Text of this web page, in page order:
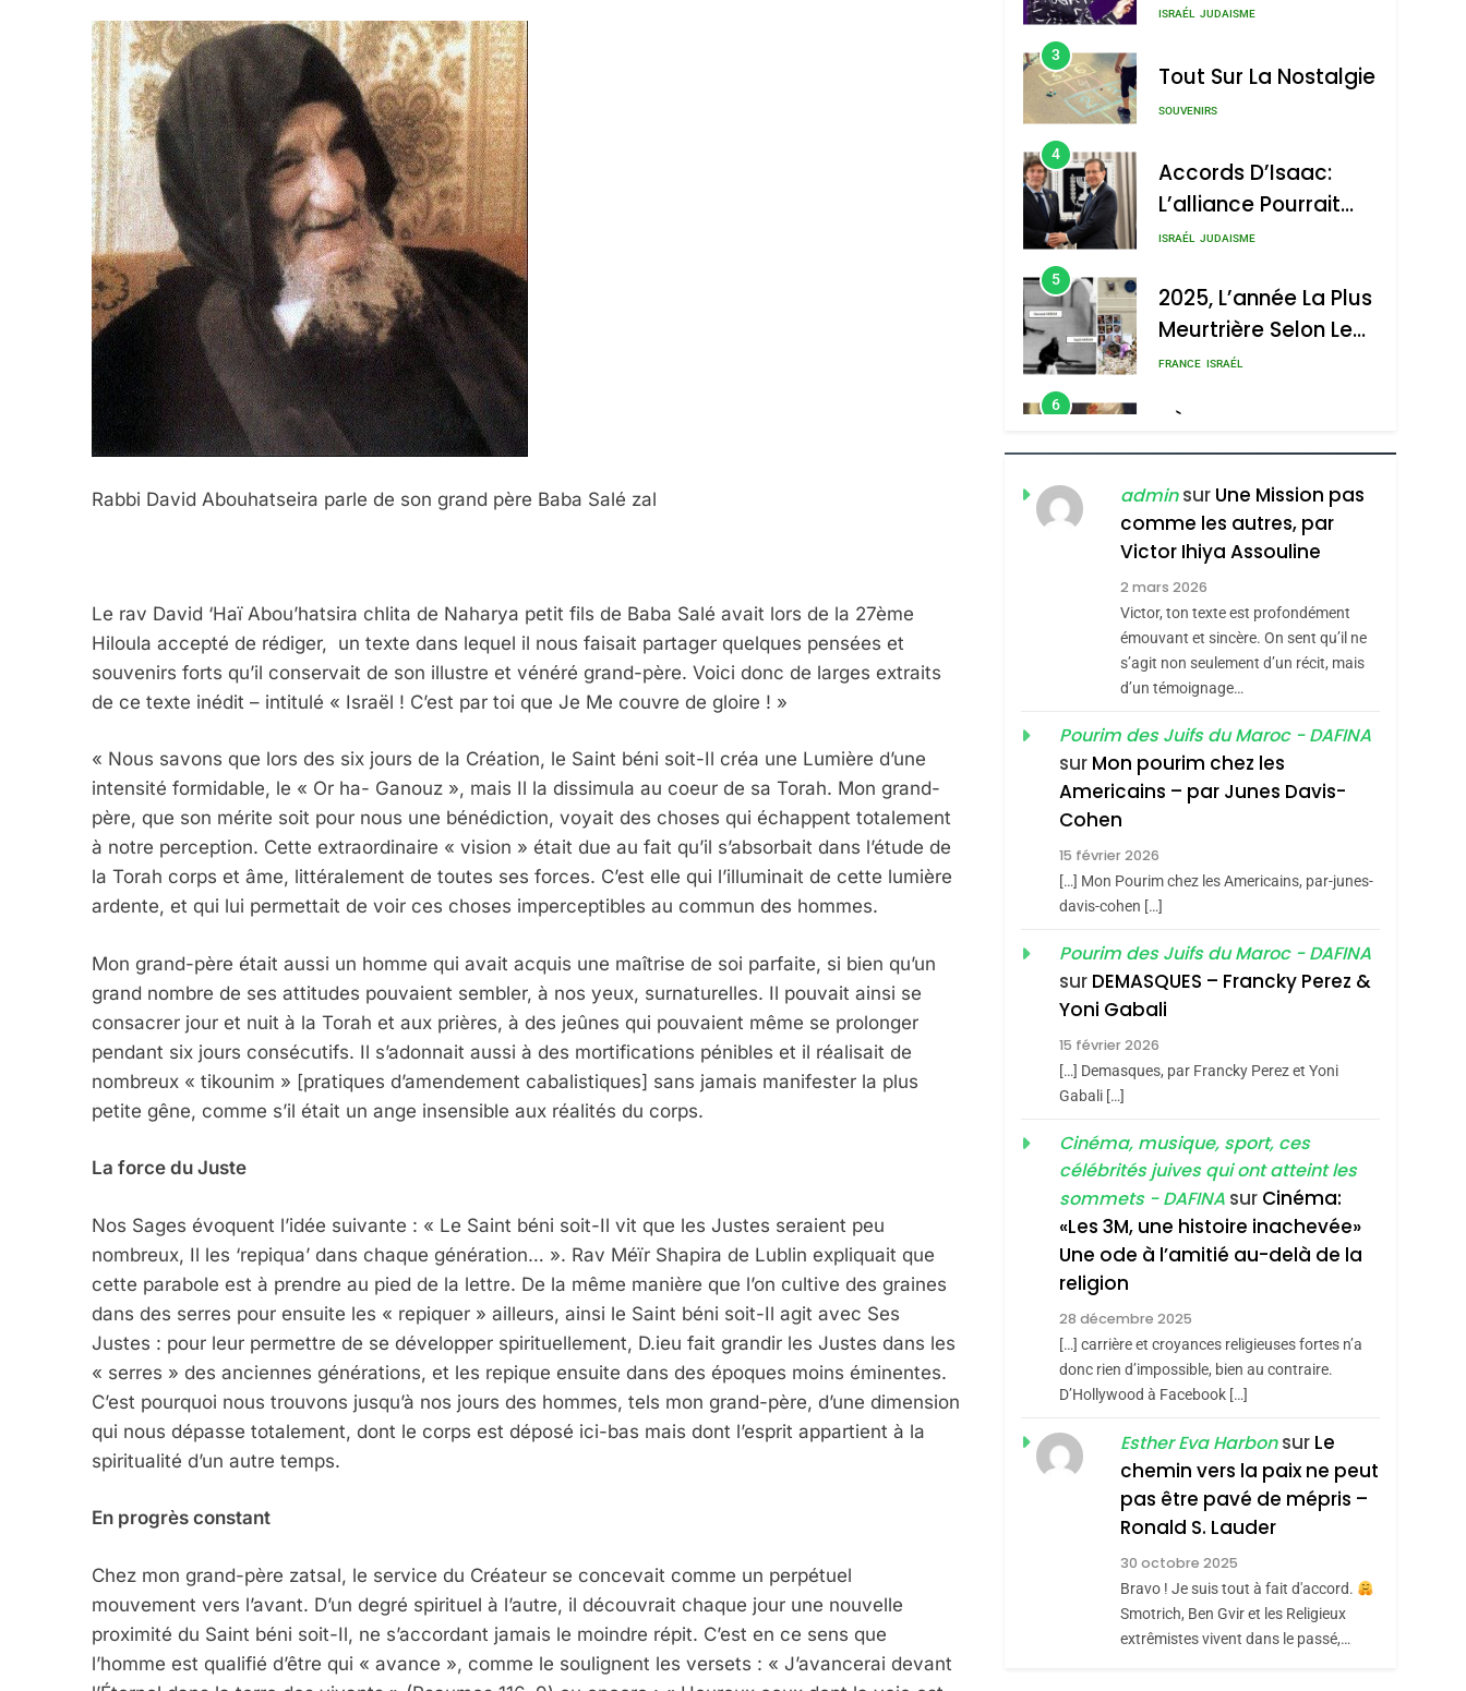
Rabbi David Abouhatseira parle de son grand père Baba Salé zal
Le rav David ‘Haï Abou’hatsira chlita de Naharya petit fils de Baba Salé avait lors de la 27ème
Hiloula accepté de rédiger, un texte dans lequel il nous faisait partager quelques pensées et
souvenirs forts qu’il conservait de son illustre et vénéré grand-père. Voici donc de larges extraits
de ce texte inédit – intitulé « Israël ! C’est par toi que Je Me couvre de gloire ! »
« Nous savons que lors des six jours de la Création, le Saint béni soit-Il créa une Lumière d’une
intensité formidable, le « Or ha- Ganouz », mais Il la dissimula au coeur de sa Torah. Mon grand-
père, que son mérite soit pour nous une bénédiction, voyait des choses qui échappent totalement
à notre perception. Cette extraordinaire « vision » était due au fait qu’il s’absorbait dans l’étude de
la Torah corps et âme, littéralement de toutes ses forces. C’est elle qui l’illuminait de cette lumière
ardente, et qui lui permettait de voir ces choses imperceptibles au commun des hommes.
Mon grand-père était aussi un homme qui avait acquis une maîtrise de soi parfaite, si bien qu’un
grand nombre de ses attitudes pouvaient sembler, à nos yeux, surnaturelles. Il pouvait ainsi se
consacrer jour et nuit à la Torah et aux prières, à des jeûnes qui pouvaient même se prolonger
pendant six jours consécutifs. Il s’adonnait aussi à des mortifications pénibles et il réalisait de
nombreux « tikounim » [pratiques d’amendement cabalistiques] sans jamais manifester la plus
petite gêne, comme s’il était un ange insensible aux réalités du corps.
La force du Juste
Nos Sages évoquent l’idée suivante : « Le Saint béni soit-Il vit que les Justes seraient peu
nombreux, Il les ‘repiqua’ dans chaque génération… ». Rav Méïr Shapira de Lublin expliquait que
cette parabole est à prendre au pied de la lettre. De la même manière que l’on cultive des graines
dans des serres pour ensuite les « repiquer » ailleurs, ainsi le Saint béni soit-Il agit avec Ses
Justes : pour leur permettre de se développer spirituellement, D.ieu fait grandir les Justes dans les
« serres » des anciennes générations, et les repique ensuite dans des époques moins éminentes.
C’est pourquoi nous trouvons jusqu’à nos jours des hommes, tels mon grand-père, d’une dimension
qui nous dépasse totalement, dont le corps est déposé ici-bas mais dont l’esprit appartient à la
spiritualité d’un autre temps.
En progrès constant
Chez mon grand-père zatsal, le service du Créateur se concevait comme un perpétuel
mouvement vers l’avant. D’un degré spirituel à l’autre, il découvrait chaque jour une nouvelle
proximité du Saint béni soit-Il, ne s’accordant jamais le moindre répit. C’est en ce sens que
l’homme est qualifié d’être qui « avance », comme le soulignent les versets : « J’avancerai devant
Nouvelle Chanson De
ISRAÉL JUDAISME
3
Tout Sur La Nostalgie
SOUVENIRS
4
Accords D’Isaac:
L’alliance Pourrait
S’étendre À 13 Pays
ISRAÉL JUDAISME
5
2025, L’année La Plus
Meurtrière Selon Le
Rapport D’ADL
FRANCE ISRAÉL
6
FIÈRE, DIGNE ET
RÉSILIENTE :
POURQUOI JE
REVENDIQUE MA
JUDAÏTE Par Thérèse
Zrihen-Dvir
ISRAÉL JUDAISME
CE QUI NOUS
MANQUE – Jacques
Hadida
JUDAISME
Maroc : Les Amandes
De Tafraout, Le Miel
De Tadla Azilal
Consacrés Produits
Du Terroir
DAFINA MAROC
Oeil Ravageur –
2
Dis Guerre»: La
Nouvelle Chanson De
Boy George
ISRAÉL JUDAISME
Accords D’Isaac:
L’alliance Pourrait
S’étendre À 13 Pays
D’Amérique Latine
ISRAÉL JUDAISME
5
Meurtrière Selon Le
Rapport D’ADL
Contre
L’antisémitisme
FRANCE ISRAÉL
FIÈRE, DIGNE ET
RÉSILIENTE :
POURQUOI JE
REVENDIQUE MA
JUDAÏTE Par Thérèse
Zrihen-Dvir
ISRAÉL JUDAISME
CE QUI NOUS
MANQUE – Jacques
Hadida
JUDAISME
Maroc : Les Amandes
adminsur Une Mission pas
comme les autres, par
Victor Ihiya Assouline
2 mars 2026
Victor, ton texte est profondément
émouvant et sincère. On sent qu’il ne
s’agit non seulement d’un récit, mais
d’un témoignage…
Pourim des Juifs du Maroc - DAFINA
sur Mon pourim chez les
Americains – par Junes Davis-
Cohen
15 février 2026
[…] Mon Pourim chez les Americains, par-junes-
davis-cohen […]
Pourim des Juifs du Maroc - DAFINA
sur DEMASQUES – Francky Perez &
Yoni Gabali
15 février 2026
[…] Demasques, par Francky Perez et Yoni
Gabali […]
Cinéma, musique, sport, ces
célébrités juives qui ont atteint les
sommets - DAFINA sur Cinéma:
«Les 3M, une histoire inachevée»
Une ode à l’amitié au-delà de la
religion
28 décembre 2025
[…] carrière et croyances religieuses fortes n’a
donc rien d’impossible, bien au contraire.
D’Hollywood à Facebook […]
Esther Eva Harbonsur Le
chemin vers la paix ne peut
pas être pavé de mépris –
Ronald S. Lauder
30 octobre 2025
Bravo ! Je suis tout à fait d'accord.
Smotrich, Ben Gvir et les Religieux
extrêmistes vivent dans le passé,…